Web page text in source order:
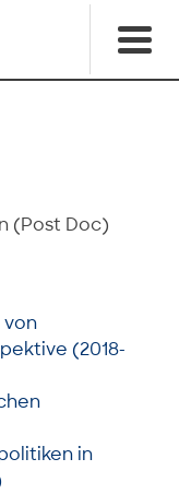
(Post Doc)
von
(2018-
in